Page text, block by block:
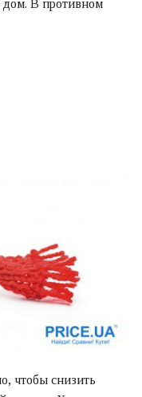
дом. В противном
чтобы снизить